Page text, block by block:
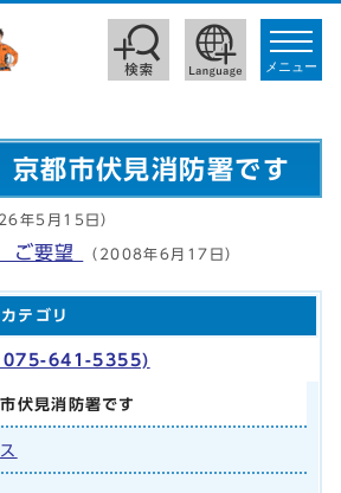
toggle
メニュー
都市伏見消防署です
年5月15日）
ご要望 （2008年6月17日）
テゴリ
075-641-5355)
伏見消防署です